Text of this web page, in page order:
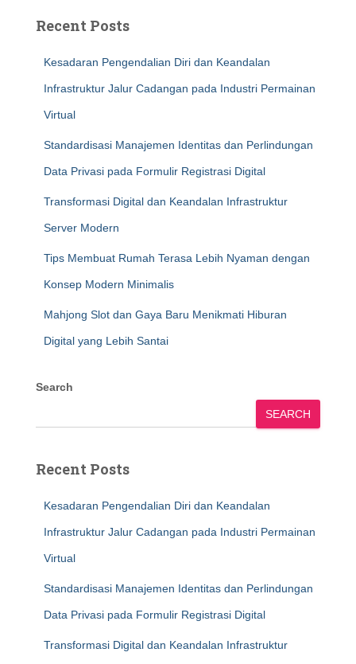
Recent Posts
Kesadaran Pengendalian Diri dan Keandalan
Infrastruktur Jalur Cadangan pada Industri Permainan
Virtual
Standardisasi Manajemen Identitas dan Perlindungan
Data Privasi pada Formulir Registrasi Digital
Transformasi Digital dan Keandalan Infrastruktur
Server Modern
Tips Membuat Rumah Terasa Lebih Nyaman dengan
Konsep Modern Minimalis
Mahjong Slot dan Gaya Baru Menikmati Hiburan
Digital yang Lebih Santai
Search
SEARCH
Recent Posts
Kesadaran Pengendalian Diri dan Keandalan
Infrastruktur Jalur Cadangan pada Industri Permainan
Virtual
Standardisasi Manajemen Identitas dan Perlindungan
Data Privasi pada Formulir Registrasi Digital
Transformasi Digital dan Keandalan Infrastruktur